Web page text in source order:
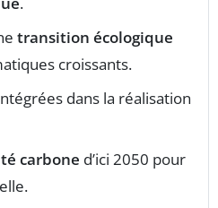
transition écologique
croissants.
dans la réalisation
carbone d’ici 2050 pour